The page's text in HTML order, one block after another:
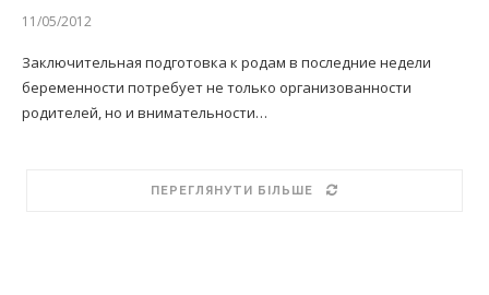
11/05/2012
Заключительная подготовка к родам в последние недели
беременности потребует не только организованности
родителей, но и внимательности…
ПЕРЕГЛЯНУТИ БІЛЬШЕ